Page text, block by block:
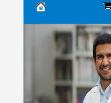
Biblioteca
Central
EsSalud